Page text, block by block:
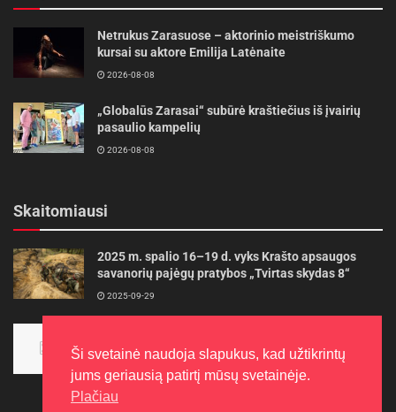
Netrukus Zarasuose – aktorinio meistriškumo
kursai su aktore Emilija Latėnaite
2026-08-08
„Globalūs Zarasai“ subūrė kraštiečius iš įvairių
pasaulio kampelių
2026-08-08
Skaitomiausi
2025 m. spalio 16–19 d. vyks Krašto apsaugos
savanorių pajėgų pratybos „Tvirtas skydas 8“
2025-09-29
aukso
2015-10-30
Ši svetainė naudoja slapukus, kad užtikrintų
jums geriausią patirtį mūsų svetainėje.
Plačiau